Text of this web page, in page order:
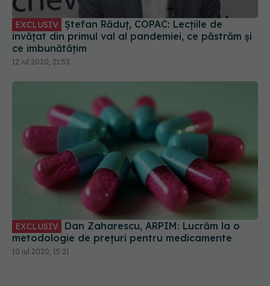
EXCLUSIV
învățat din primul val al pandemiei, ce păstrăm și
ce îmbunătățim
12 iul 2020, 21:53
EXCLUSIV
metodologie de prețuri pentru medicamente
10 iul 2020, 15:21